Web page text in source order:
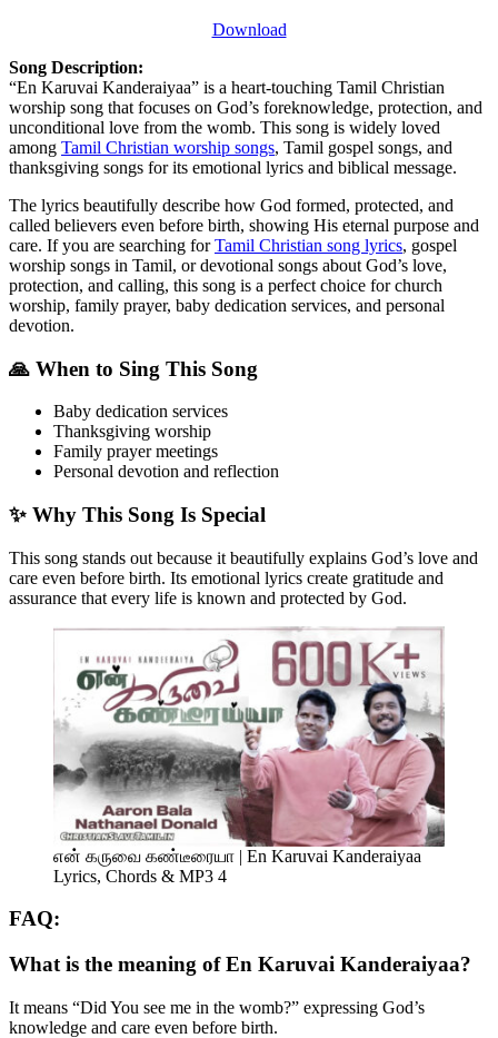
Download
Song Description:
“En Karuvai Kanderaiyaa” is a heart-touching Tamil Christian
worship song that focuses on God’s foreknowledge, protection, and
unconditional love from the womb. This song is widely loved
among Tamil Christian worship songs, Tamil gospel songs, and
thanksgiving songs for its emotional lyrics and biblical message.
The lyrics beautifully describe how God formed, protected, and
called believers even before birth, showing His eternal purpose and
care. If you are searching forTamil Christian song lyrics, gospel
worship songs in Tamil, or devotional songs about God’s love,
protection, and calling, this song is a perfect choice for church
worship, family prayer, baby dedication services, and personal
devotion.
🙏 When to Sing This Song
Baby dedication services
Thanksgiving worship
Family prayer meetings
Personal devotion and reflection
✨ Why This Song Is Special
This song stands out because it beautifully explains God’s love and
care even before birth. Its emotional lyrics create gratitude and
assurance that every life is known and protected by God.
என் கருவை கண்டீரையா | En Karuvai Kanderaiyaa
Lyrics, Chords & MP3 4
FAQ:
What is the meaning of En Karuvai Kanderaiyaa?
It means “Did You see me in the womb?” expressing God’s
knowledge and care even before birth.